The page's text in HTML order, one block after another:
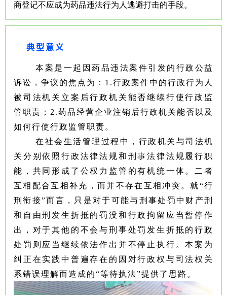
商登记不应成为药品违法行为人逃避打击的手段。
典型意义
本案是一起因药品违法案件引发的行政公益
诉讼，争议的焦点为：1.行政案件中的行政行为人
被司法机关立案后行政机关能否继续行使行政监
管职责；2.药品经营企业注销后行政机关能否以及
如何行使行政监管职责。
在社会生活管理过程中，行政机关与司法机
关分别依照行政法律法规和刑事法律法规履行职
能，共同形成了公权力监管的有机统一体。二者
互相配合互相补充，而并不存在互相冲突。就“行
刑衔接”而言，只是对于可能与刑事处罚中财产刑
和自由刑发生折抵的罚没和行政拘留应当暂停作
出，对于其他的不会与刑事处罚发生折抵的行政
处罚则应当继续依法作出并不停止执行。本案为
纠正在实践中普遍存在的因对行政权与司法权关
系错误理解而造成的“等待执法”提供了思路。